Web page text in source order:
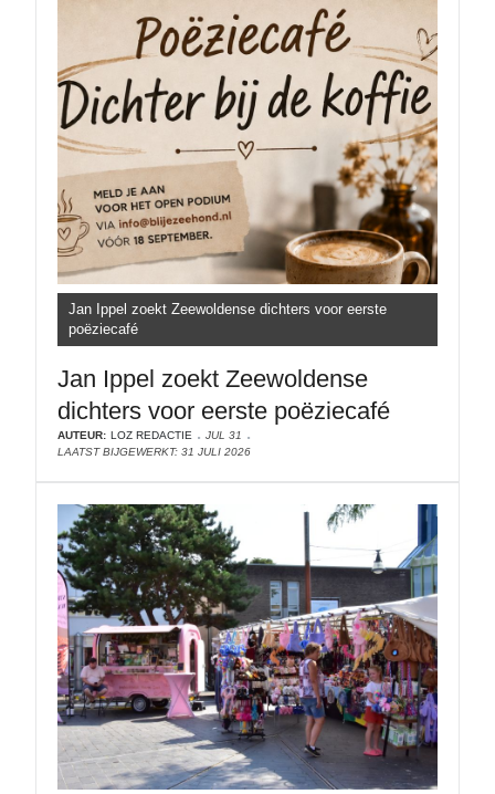
Jan Ippel zoekt Zeewoldense dichters voor eerste
poëziecafé
Jan Ippel zoekt Zeewoldense
dichters voor eerste poëziecafé
AUTEUR: LOZ REDACTIE
JUL 31
LAATST BIJGEWERKT: 31 JULI 2026